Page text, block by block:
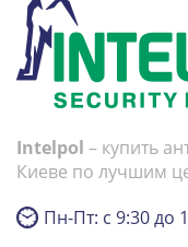
Intelpol – купить
Киеве по лучшим
Пн-Пт: с 9:30 до